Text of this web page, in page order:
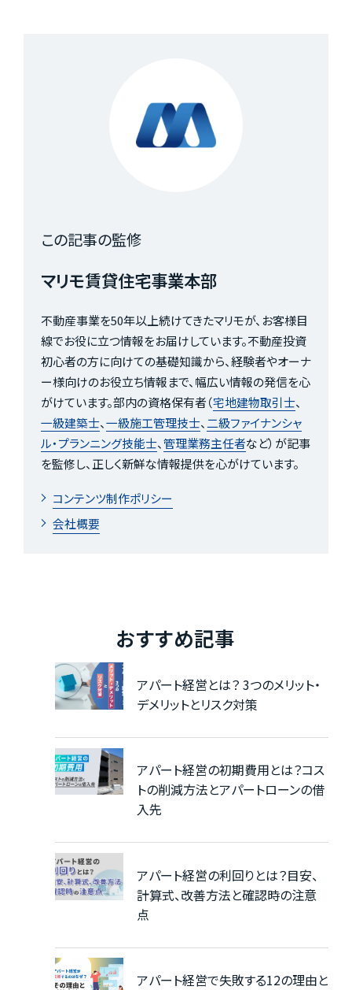
この記事の監修
マリモ賃貸住宅事業本部
不動産事業を50年以上続けてきたマリモが、お客様目
線でお役に立つ情報をお届けしています。不動産投資
初心者の方に向けての基礎知識から、経験者やオーナ
ー様向けのお役立ち情報まで、幅広い情報の発信を心
がけています。部内の資格保有者（宅地建物取引士、
一級建築士、一級施工管理技士、 二級ファイナンシャ
ル・プランニング技能士、管理業務主任者など）が記事
を監修し、正しく新鮮な情報提供を心がけています。
コンテンツ制作ポリシー
会社概要
おすすめ記事
アパート経営とは？ 3つのメリット・
デメリットとリスク対策
アパート経営の初期費用とは？コス
トの削減方法とアパートローンの借
入先
アパート経営の利回りとは？目安、
計算式、改善方法と確認時の注意
点
アパート経営で失敗する12の理由と